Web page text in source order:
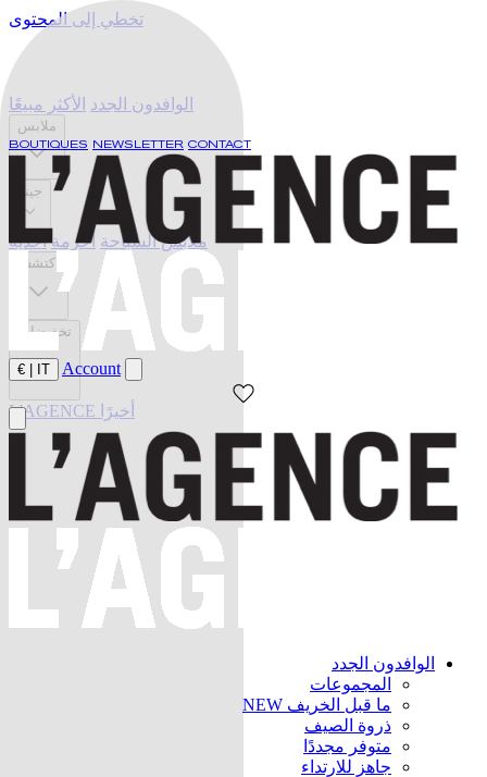
تخطي إلى المحتوى
BOUTIQUES NEWSLETTER CONTACT
IT
€ Account
الوافدون الجدد
المجموعات
ما قبل الخريف NEW
ذروة الصيف
متوفر مجددًا
جاهز للارتداء
الوافدون الجدد الأكثر مبيعًا
ملابس
جينز
ملابس السباحة أحزمة أحذية
اكتشف
تخفيضات
L'AGENCE أخيرًا